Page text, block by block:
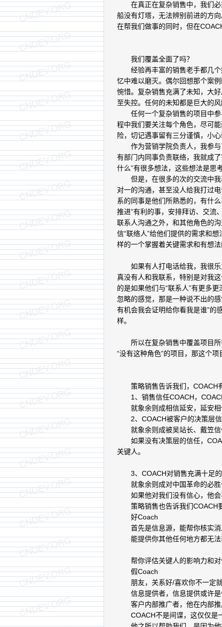
在真正在复杂销售中，我们必
船没有灯塔，无法辨别前进的方
在帮我们做事的同时，但在
我们覆盖全面了吗？
经验再丰富的销售老手都几个
忆中难以磨灭。偶尔回想那个案
惋惜。复杂销售充满了未知，大
至失控。任何的未知都是巨大的
任何一个复杂销售的项目中参
程中我们要关注每个角色，尽可
险，切记遇事留有三分谨慎，小
作为营销学院负责人，我参与
有部门内同事负责联络，我就成
什么”有很多想法，这些想法是思
但是，在很多的次的交流中我
对一的沟通，甚至没人给我打过
系的同事是他们所熟悉的，有什
推进”有利的事，安排拜访、交流
联系人沟通之外，和其他角色的
信“联络人”给他们提供的需求和
样的一个掌握着关键需求和有想
如果有人打电话给我，我很乐
真没有人和我联系，特别是对我
的是如果他们与“联系人”有更多
忽略的感觉，那是一种说不出的
有机会我会证明给你看我是谁”的
样。
所以在复杂销售中覆盖项目所
“没有这种角色”的项目，那这个
策略销售告诉我们，COACH
1、销售信任COACH，
就象余则成相信延安，延安相
2、COACH被客户的决策层
就象余则成被吴站长、戴笠信
如果没有决策层的信任，
关键人。
3、COACH对销售充满十足的
就象余则成对中国革命的必胜
如果他对我们没有信心，他会
策略销售也告诉我们COACH
好Coach
首先是信息源，能帮你核实消
能提供你其他任何地方都无法
帮你评估关键人的影响力和对
假Coach
朋友，关系好/喜欢你不一定
信息提供者，信息提供或许是
客户内部推广者，他在内部推
COACH不是间谍，这仅仅是